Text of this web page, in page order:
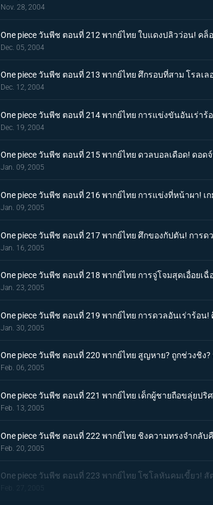
Nov. 28, 2004
One piece วันพีช ตอนที่ 212 พากย์ไทย ใบแดงปลิวว่อน! คล็
Dec. 05, 2004
One piece วันพีช ตอนที่ 213 พากย์ไทย ศึกรอบที่สาม โรลเ
Dec. 12, 2004
One piece วันพีช ตอนที่ 214 พากย์ไทย การแข่งขันอันเร่าร้
Dec. 19, 2004
One piece วันพีช ตอนที่ 215 พากย์ไทย ดวลบอลเดือด! ดอด
Jan. 09, 2005
One piece วันพีช ตอนที่ 216 พากย์ไทย การแข่งที่หน้าผา! เก
Jan. 09, 2005
One piece วันพีช ตอนที่ 217 พากย์ไทย ศึกของกัปตัน! การด
Jan. 16, 2005
One piece วันพีช ตอนที่ 218 พากย์ไทย การจู่โจมสุดเอื่อยเ
Jan. 23, 2005
One piece วันพีช ตอนที่ 219 พากย์ไทย การดวลอันเร่าร้อ
Jan. 30, 2005
One piece วันพีช ตอนที่ 220 พากย์ไทย สูญหาย? ถูกช่วงชิง
Feb. 06, 2005
One piece วันพีช ตอนที่ 221 พากย์ไทย เด็กผู้ชายถือขลุ่ยป
Feb. 13, 2005
One piece วันพีช ตอนที่ 222 พากย์ไทย ชิงความทรงจำกลั
Feb. 20, 2005
One piece วันพีช ตอนที่ 223 พากย์ไทย โซโลหันคมเขี้ยว! สั